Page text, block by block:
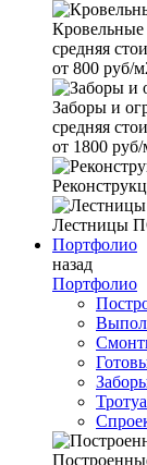
Кровельные
средняя
от 800 руб/
Заборы и
средняя
от 1800 руб/
Лестницы
Портфолио
назад
Портфолио